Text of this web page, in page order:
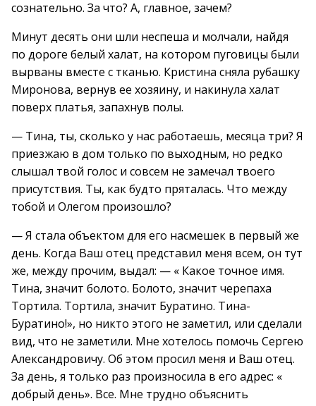
сознательно. За что? А, главное, зачем?
Минут десять они шли неспеша и молчали, найдя
по дороге белый халат, на котором пуговицы были
вырваны вместе с тканью. Кристина сняла рубашку
Миронова, вернув ее хозяину, и накинула халат
поверх платья, запахнув полы.
— Тина, ты, сколько у нас работаешь, месяца три? Я
приезжаю в дом только по выходным, но редко
слышал твой голос и совсем не замечал твоего
присутствия. Ты, как будто пряталась. Что между
тобой и Олегом произошло?
— Я стала объектом для его насмешек в первый же
день. Когда Ваш отец представил меня всем, он тут
же, между прочим, выдал: — « Какое точное имя.
Тина, значит болото. Болото, значит черепаха
Тортила. Тортила, значит Буратино. Тина-
Буратино!», но никто этого не заметил, или сделали
вид, что не заметили. Мне хотелось помочь Сергею
Александровичу. Об этом просил меня и Ваш отец.
За день, я только раз произносила в его адрес: «
добрый день». Все. Мне трудно объяснить